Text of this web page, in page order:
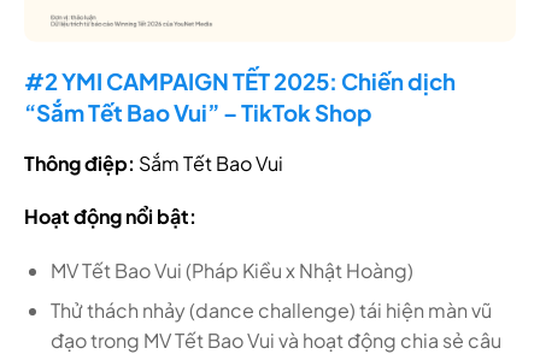
#2 YMI CAMPAIGN TẾT 2025: Chiến dịch
“Sắm Tết Bao Vui” – TikTok Shop
Thông điệp: Sắm Tết Bao Vui
Hoạt động nổi bật:
MV Tết Bao Vui (Pháp Kiều x Nhật Hoàng)
Thử thách nhảy (dance challenge) tái hiện màn vũ
đạo trong MV Tết Bao Vui và hoạt động chia sẻ câu